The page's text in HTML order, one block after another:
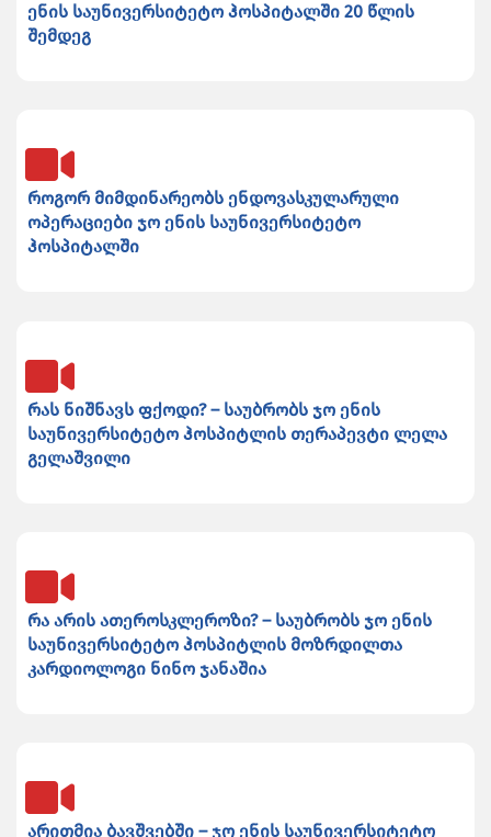
ენის საუნივერსიტეტო ჰოსპიტალში 20 წლის
შემდეგ
როგორ მიმდინარეობს ენდოვასკულარული
ოპერაციები ჯო ენის საუნივერსიტეტო
ჰოსპიტალში
რას ნიშნავს ფქოდი? – საუბრობს ჯო ენის
საუნივერსიტეტო ჰოსპიტლის თერაპევტი ლელა
გელაშვილი
რა არის ათეროსკლეროზი? – საუბრობს ჯო ენის
საუნივერსიტეტო ჰოსპიტლის მოზრდილთა
კარდიოლოგი ნინო ჯანაშია
არითმია ბავშვებში – ჯო ენის საუნივერსიტეტო